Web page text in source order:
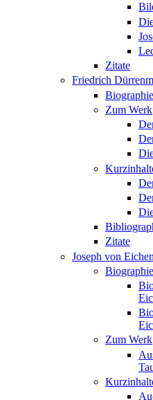
Zitate
Friedrich
Biographie
Zum Werk
Zitate
Joseph von
Biographie
Zum Werk